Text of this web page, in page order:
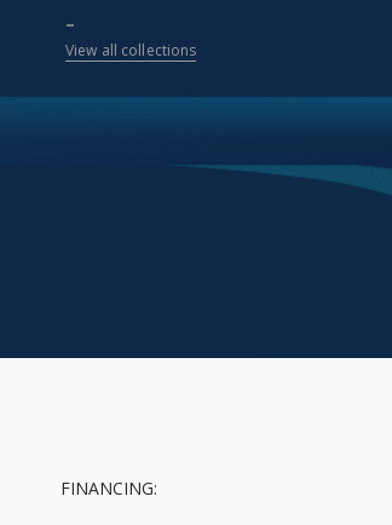
...
View all collections
FINANCING: